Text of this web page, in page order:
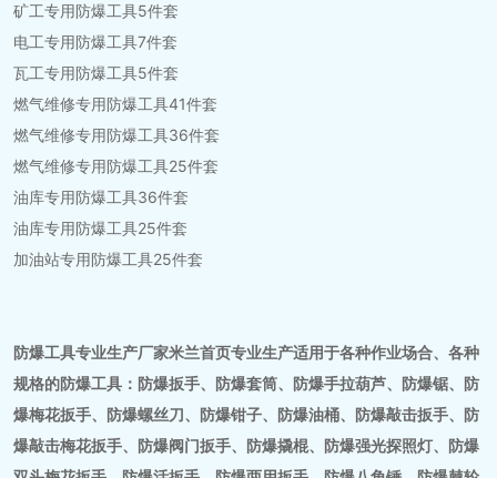
矿工专用防爆工具5件套
电工专用防爆工具7件套
瓦工专用防爆工具5件套
燃气维修专用防爆工具41件套
燃气维修专用防爆工具36件套
燃气维修专用防爆工具25件套
油库专用防爆工具36件套
油库专用防爆工具25件套
加油站专用防爆工具25件套
防爆工具专业生产厂家米兰首页专业生产适用于各种作业场合、各种
规格的防爆工具：防爆扳手、防爆套筒、防爆手拉葫芦、防爆锯、防
爆梅花扳手、防爆螺丝刀、防爆钳子、防爆油桶、防爆敲击扳手、防
爆敲击梅花扳手、防爆阀门扳手、防爆撬棍、防爆强光探照灯、防爆